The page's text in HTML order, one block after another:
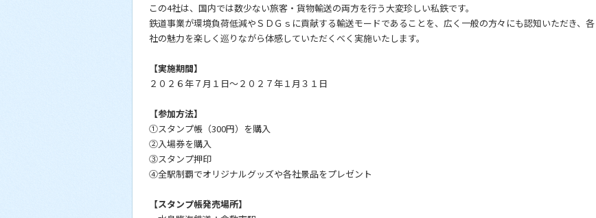
この4社は、国内では数少ない旅客・貨物輸送の両方を行う大変珍しい私鉄です。
鉄道事業が環境負荷低減やＳＤＧｓに貢献する輸送モードであることを、広く一般の方々にも認知いただき、各
社の魅力を楽しく巡りながら体感していただくべく実施いたします。
【実施期間】
２０２６年７月１日～２０２７年１月３１日
【参加方法】
①スタンプ帳（300円）を購入
②入場券を購入
③スタンプ押印
④全駅制覇でオリジナルグッズや各社景品をプレゼント
【スタンプ帳発売場所】